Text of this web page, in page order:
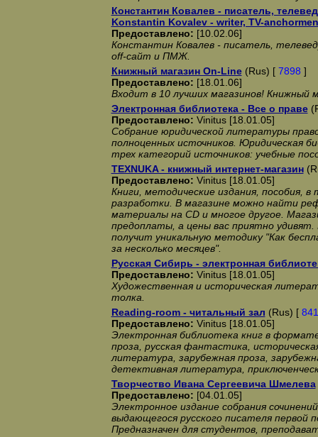
Константин Ковалев - писатель,
Konstantin Kovalev - writer, TV-
Предоставлено: [10.02.06]
Константин Ковалев - писатель,
off-сайт и ПМЖ.
Книжный магазин On-Line(Rus) [ 7898 ]
Предоставлено: [18.01.06]
Входит в 10 лучших магазинов! Книжный
Электронная библиотека - Все о праве
Предоставлено: Vinitus [18.01.05]
Собрание юридической литературы
полноценных источников. Юридическая
трех категорий источников: учебные
TEXNUKA - книжный интернет-магазин
Предоставлено: Vinitus [18.01.05]
Книги, методические издания, пособия,
разработки. В магазине можно найти
материалы на CD и многое другое.
предоплаты, а цены вас приятно
получит уникальную методику "Как
за несколько месяцев".
Русская Сибирь - электронная
Предоставлено: Vinitus [18.01.05]
Художественная и историческая
толка.
Reading-room - читальный зал (Rus) [
Предоставлено: Vinitus [18.01.05]
Электронная библиотека книг в
проза, русская фантастика,
литература, зарубежная проза,
детективная литература,
Творчество Ивана Сергеевича Шмелева
Предоставлено: [04.01.05]
Электронное издание собрания
выдающегося русского писателя первой
Предназначен для студентов,